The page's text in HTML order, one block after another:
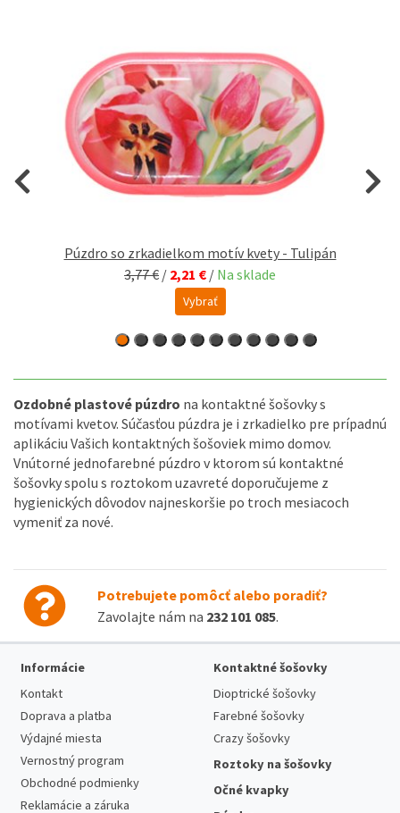
Púzdro so zrkadielkom motív kvety - Tulipán
3,77 € / 2,21 € / Na sklade
Vybrať
Ozdobné plastové púzdro na kontaktné šošovky s
motívami kvetov. Súčasťou púzdra je i zrkadielko pre prípadnú
aplikáciu Vašich kontaktných šošoviek mimo domov.
Vnútorné jednofarebné púzdro v ktorom sú kontaktné
šošovky spolu s roztokom uzavreté doporučujeme z
hygienických dôvodov najneskoršie po troch mesiacoch
vymeniť za nové.
Potrebujete pomôcť alebo poradiť?
Zavolajte nám na 232 101 085.
Informácie
Kontakt
Doprava a platba
Výdajné miesta
Vernostný program
Obchodné podmienky
Reklamácie a záruka
Kontaktné šošovky
Dioptrické šošovky
Farebné šošovky
Crazy šošovky
Roztoky na šošovky
Očné kvapky